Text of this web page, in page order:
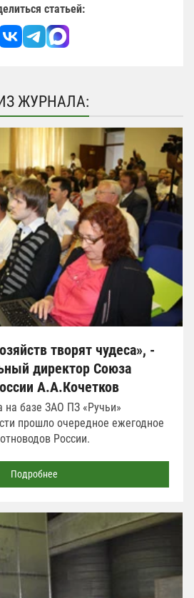
статьей:
ЖУРНАЛА:
творят чудеса», -
директор Союза
А.А.Кочетков
на базе ЗАО ПЗ «Ручьи»
прошло очередное ежегодное
России.
Подробнее